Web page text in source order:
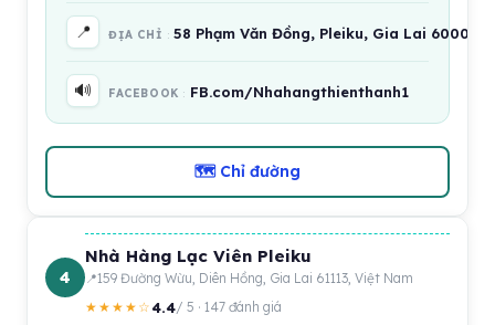
📍 ĐỊA CHỈ 58 Phạm Văn Đồng, Pleiku, Gia Lai
🔊 FACEBOOK FB.com/Nhahangthienthanh1
🗺 Chỉ đường
4
Nhà Hàng Lạc Viên Pleiku
159 Đường Wừu, Diên Hồng, Gia Lai 61113, Việt Nam
★★★★☆4.4/ 5 · 147 đánh giá